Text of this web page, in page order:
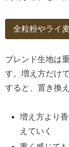
全粒粉やライ
ブレンド生地は
す。増え方だけ
すると、置き換
増え方より
えていく